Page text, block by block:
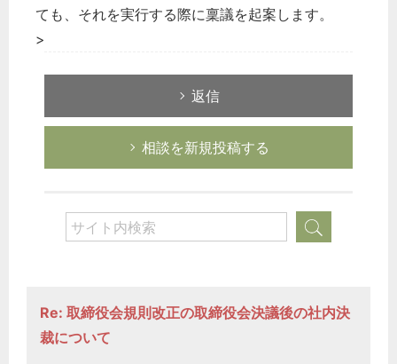
ても、それを実行する際に稟議を起案します。
>
返信
相談を新規投稿する
Re: 取締役会規則改正の取締役会決議後の社内決
裁について